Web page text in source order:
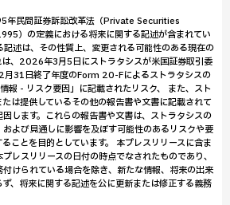
年民間証券訴訟改革法（Private Securities
）の定義における将来に関する記述が含まれてい
記述は、その性質上、変更される可能性のある現在の
は、2026年3月5日にストラタシスが米国証券取引委
31日終了年度のForm 20-Fによるストラタシスの
報 - リスク要因」に記載されたリスク、 また、スト
は提供しているその他の報告書や文書に記載されて
します。これらの報告書や文書は、ストラタシスの
よび見通しに影響を及ぼす可能性のあるリスクや要
ことを目的としています。 本プレスリリースに含ま
レスリリースの日付の時点でなされたものであり、
けられている場合を除き、新たな情報、将来の出来
、将来に関する記述を公に更新または修正する義務